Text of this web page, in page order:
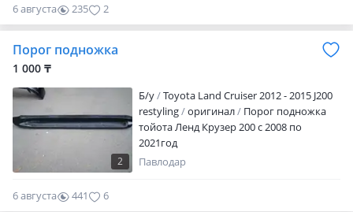
6 августа 235 2
Порог подножка
1 000 ₸
2
Б/y
Toyota Land Cruiser 2012 - 2015 J200
restyling
оригинал
Порог подножка
тойота Ленд Крузер 200 с 2008 по
2021год
Павлодар
6 августа 441 6